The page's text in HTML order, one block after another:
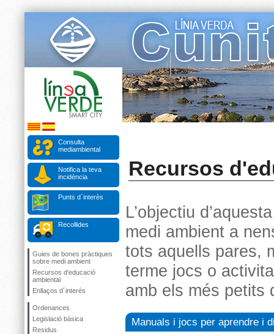
Consulta
mediambiental
Notifica la teva
incidència
Punts d`interès
Recollides
Guies de bones pràctiques
sobre medi ambient
Recursos d'educació
ambiental
Enllaços d´interés
Ordenances
Legislació bàsica
Residus
Recursos
L’objectiu
medi ambient a
tots aquells pares,
terme jocs o
amb els més petits
Manuals i jocs per aprendre i